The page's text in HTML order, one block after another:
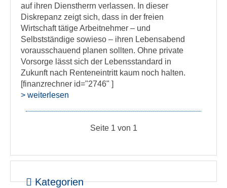
auf ihren Dienstherrn verlassen. In dieser
Diskrepanz zeigt sich, dass in der freien
Wirtschaft tätige Arbeitnehmer – und
Selbstständige sowieso – ihren Lebensabend
vorausschauend planen sollten. Ohne private
Vorsorge lässt sich der Lebensstandard in
Zukunft nach Renteneintritt kaum noch halten.
[finanzrechner id="2746" ]
> weiterlesen
Seite 1 von 1
Kategorien